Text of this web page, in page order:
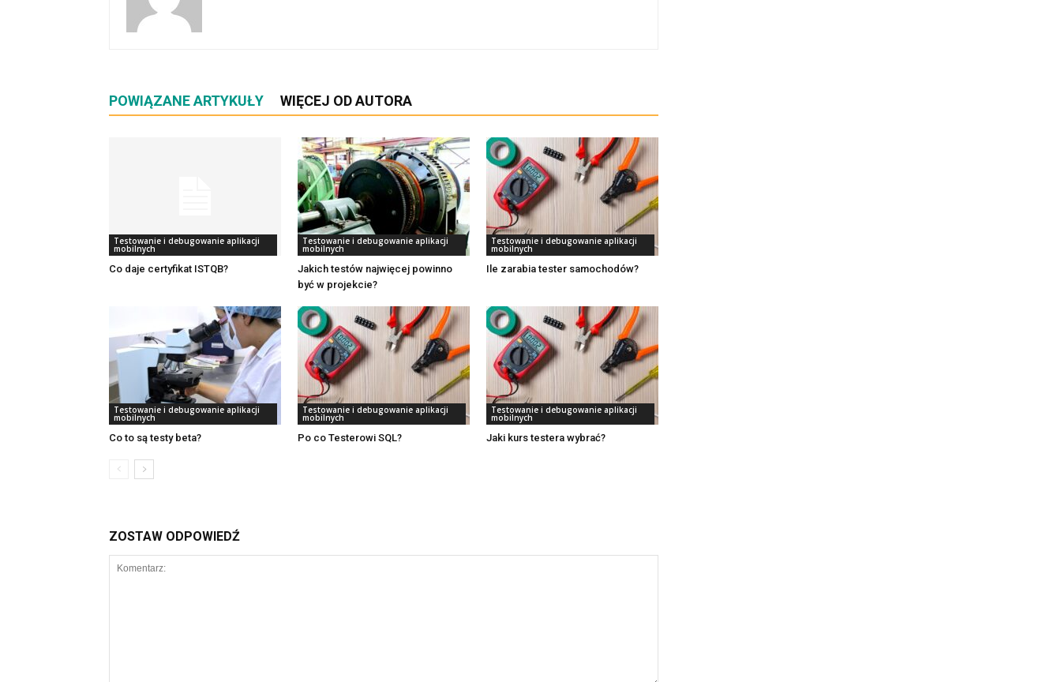
POWIĄZANE ARTYKUŁY WIĘCEJ OD AUTORA
Testowanie i debugowanie aplikacji
mobilnych
Co daje certyfikat ISTQB?
Testowanie i debugowanie aplikacji
mobilnych
Jakich testów najwięcej powinno
być w projekcie?
Testowanie i debugowanie aplikacji
mobilnych
Ile zarabia tester samochodów?
Testowanie i debugowanie aplikacji
mobilnych
Co to są testy beta?
Testowanie i debugowanie aplikacji
mobilnych
Po co Testerowi SQL?
Testowanie i debugowanie aplikacji
mobilnych
Jaki kurs testera wybrać?
ZOSTAW ODPOWIEDŹ